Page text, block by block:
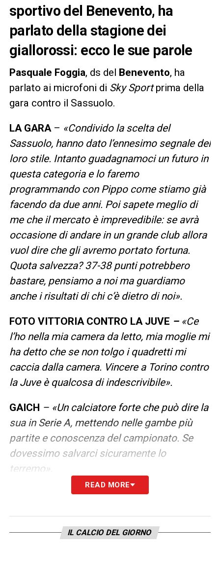
sportivo del Benevento, ha
parlato della stagione dei
giallorossi: ecco le sue parole
Pasquale Foggia, ds del Benevento, ha
parlato ai microfoni di Sky Sportprima della
gara contro il Sassuolo.
LA GARA– «Condivido la scelta del
Sassuolo, hanno dato l’ennesimo segnale del
loro stile. Intanto guadagnamoci un futuro in
questa categoria e lo faremo
programmando con Pippo come stiamo già
facendo da due anni. Poi sapete meglio di
me che il mercato è imprevedibile: se avrà
occasione di andare in un grande club allora
vuol dire che gli avremo portato fortuna.
Quota salvezza? 37-38 punti potrebbero
bastare, pensiamo a noi ma guardiamo
anche i risultati di chi c’è dietro di noi».
FOTO VITTORIA CONTRO LA JUVE –«Ce
l’ho nella mia camera da letto, mia moglie mi
ha detto che se non tolgo i quadretti mi
caccia dalla camera. Vincere a Torino contro
la Juve è qualcosa di indescrivibile».
GAICH – «Un calciatore forte che può dire la
sua in Serie A, mettendo nelle gambe più
partite e conoscenza del campionato. Se
dovessimo salvarci sicuramente lo
terremo».
READ MORE
IL CALCIO DEL GIORNO